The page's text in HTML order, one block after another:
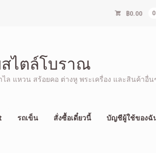
฿0.00
ไตล์โบราณ
แหวน สร้อยคอ ต่างหู พระเครื่อง และสินค้าอื่
รถเข็น สั่งซื้อเดี๋ยวนี้ บัญชีผู้ใช้ของฉั